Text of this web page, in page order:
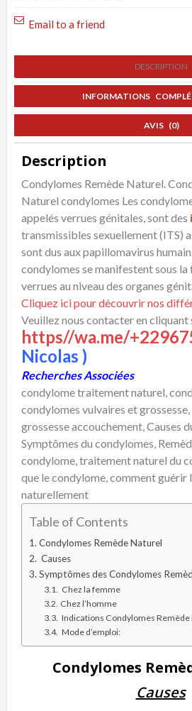
Email to a friend
DESCRIPTION
INFORMATIONS
AVIS (0)
Description
Condylomes Remède Naturel.
Naturel condylomes Les
appelés verrues génitales, sont des
transmissibles sexuellement (ITS)
sont dus aux papillomavirus
condylomes se manifestent sous
verrues au niveau des organes
Cliquez ici pour découvrir nos
Veuillez nous contacter en cliquant
https//wa.me/
Nicolas )
Recherches Associées
condylome traitement naturel,
condylomes vulvaires et
grossesse accouchement, Causes
Symptômes du condylomes,
condylome, traitement naturel du
que le condylome, comment guérir
naturellement
Table of Contents
Condylomes Remède Naturel
Causes
Symptômes des Condylomes
Chez la femme
Chez l’homme
Indications Condylomes Remède
Mode d’emploi:
Condylomes
Causes